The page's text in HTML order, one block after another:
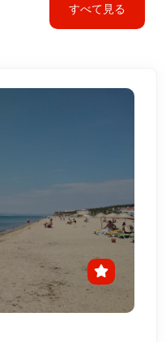
すべて見る